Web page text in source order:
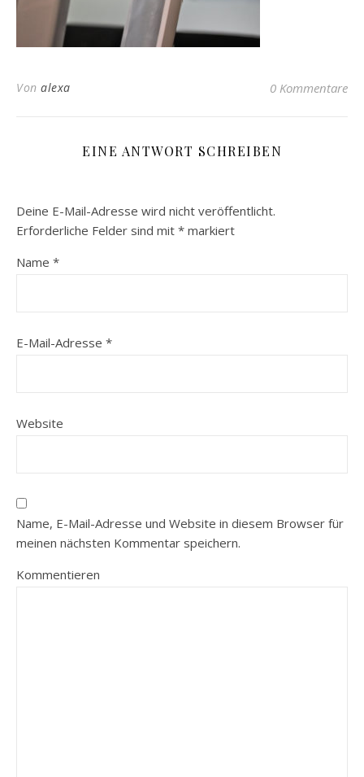
Von alexa 0 Kommentare
EINE ANTWORT SCHREIBEN
Deine E-Mail-Adresse wird nicht veröffentlicht.
Erforderliche Felder sind mit * markiert
Name *
E-Mail-Adresse *
Website
Name, E-Mail-Adresse und Website in diesem Browser für
meinen nächsten Kommentar speichern.
Kommentieren